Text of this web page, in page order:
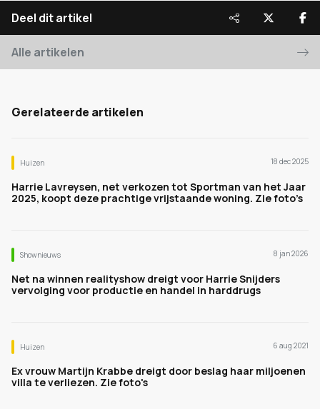
Deel dit artikel
Alle artikelen
Gerelateerde artikelen
Huizen 18 dec 2025
Harrie Lavreysen, net verkozen tot Sportman van het Jaar
2025, koopt deze prachtige vrijstaande woning. Zie foto’s
Shownieuws 8 jan 2026
Net na winnen realityshow dreigt voor Harrie Snijders
vervolging voor productie en handel in harddrugs
Huizen 6 aug 2021
Ex vrouw Martijn Krabbe dreigt door beslag haar miljoenen
villa te verliezen. Zie foto's